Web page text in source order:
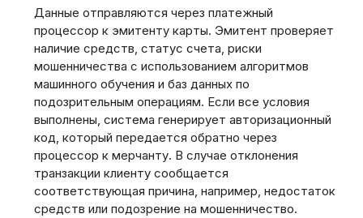
Данные отправляются через платежный
процессор к эмитенту карты. Эмитент проверяет
наличие средств, статус счета, риски
мошенничества с использованием алгоритмов
машинного обучения и баз данных по
подозрительным операциям. Если все условия
выполнены, система генерирует авторизационный
код, который передается обратно через
процессор к мерчанту. В случае отклонения
транзакции клиенту сообщается
соответствующая причина, например, недостаток
средств или подозрение на мошенничество.